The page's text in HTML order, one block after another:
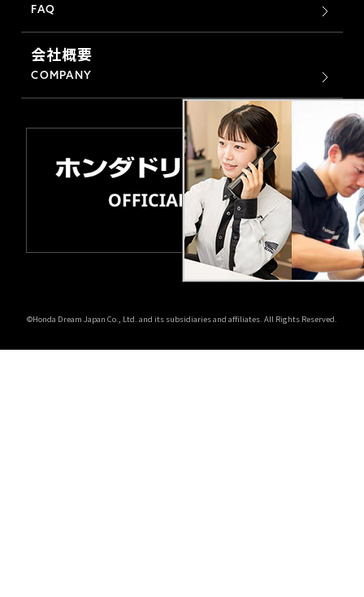
FAQ
会社概要
COMPANY
©Honda Dream Japan Co., Ltd. and its subsidiaries and affiliates. All Rights Reserved.